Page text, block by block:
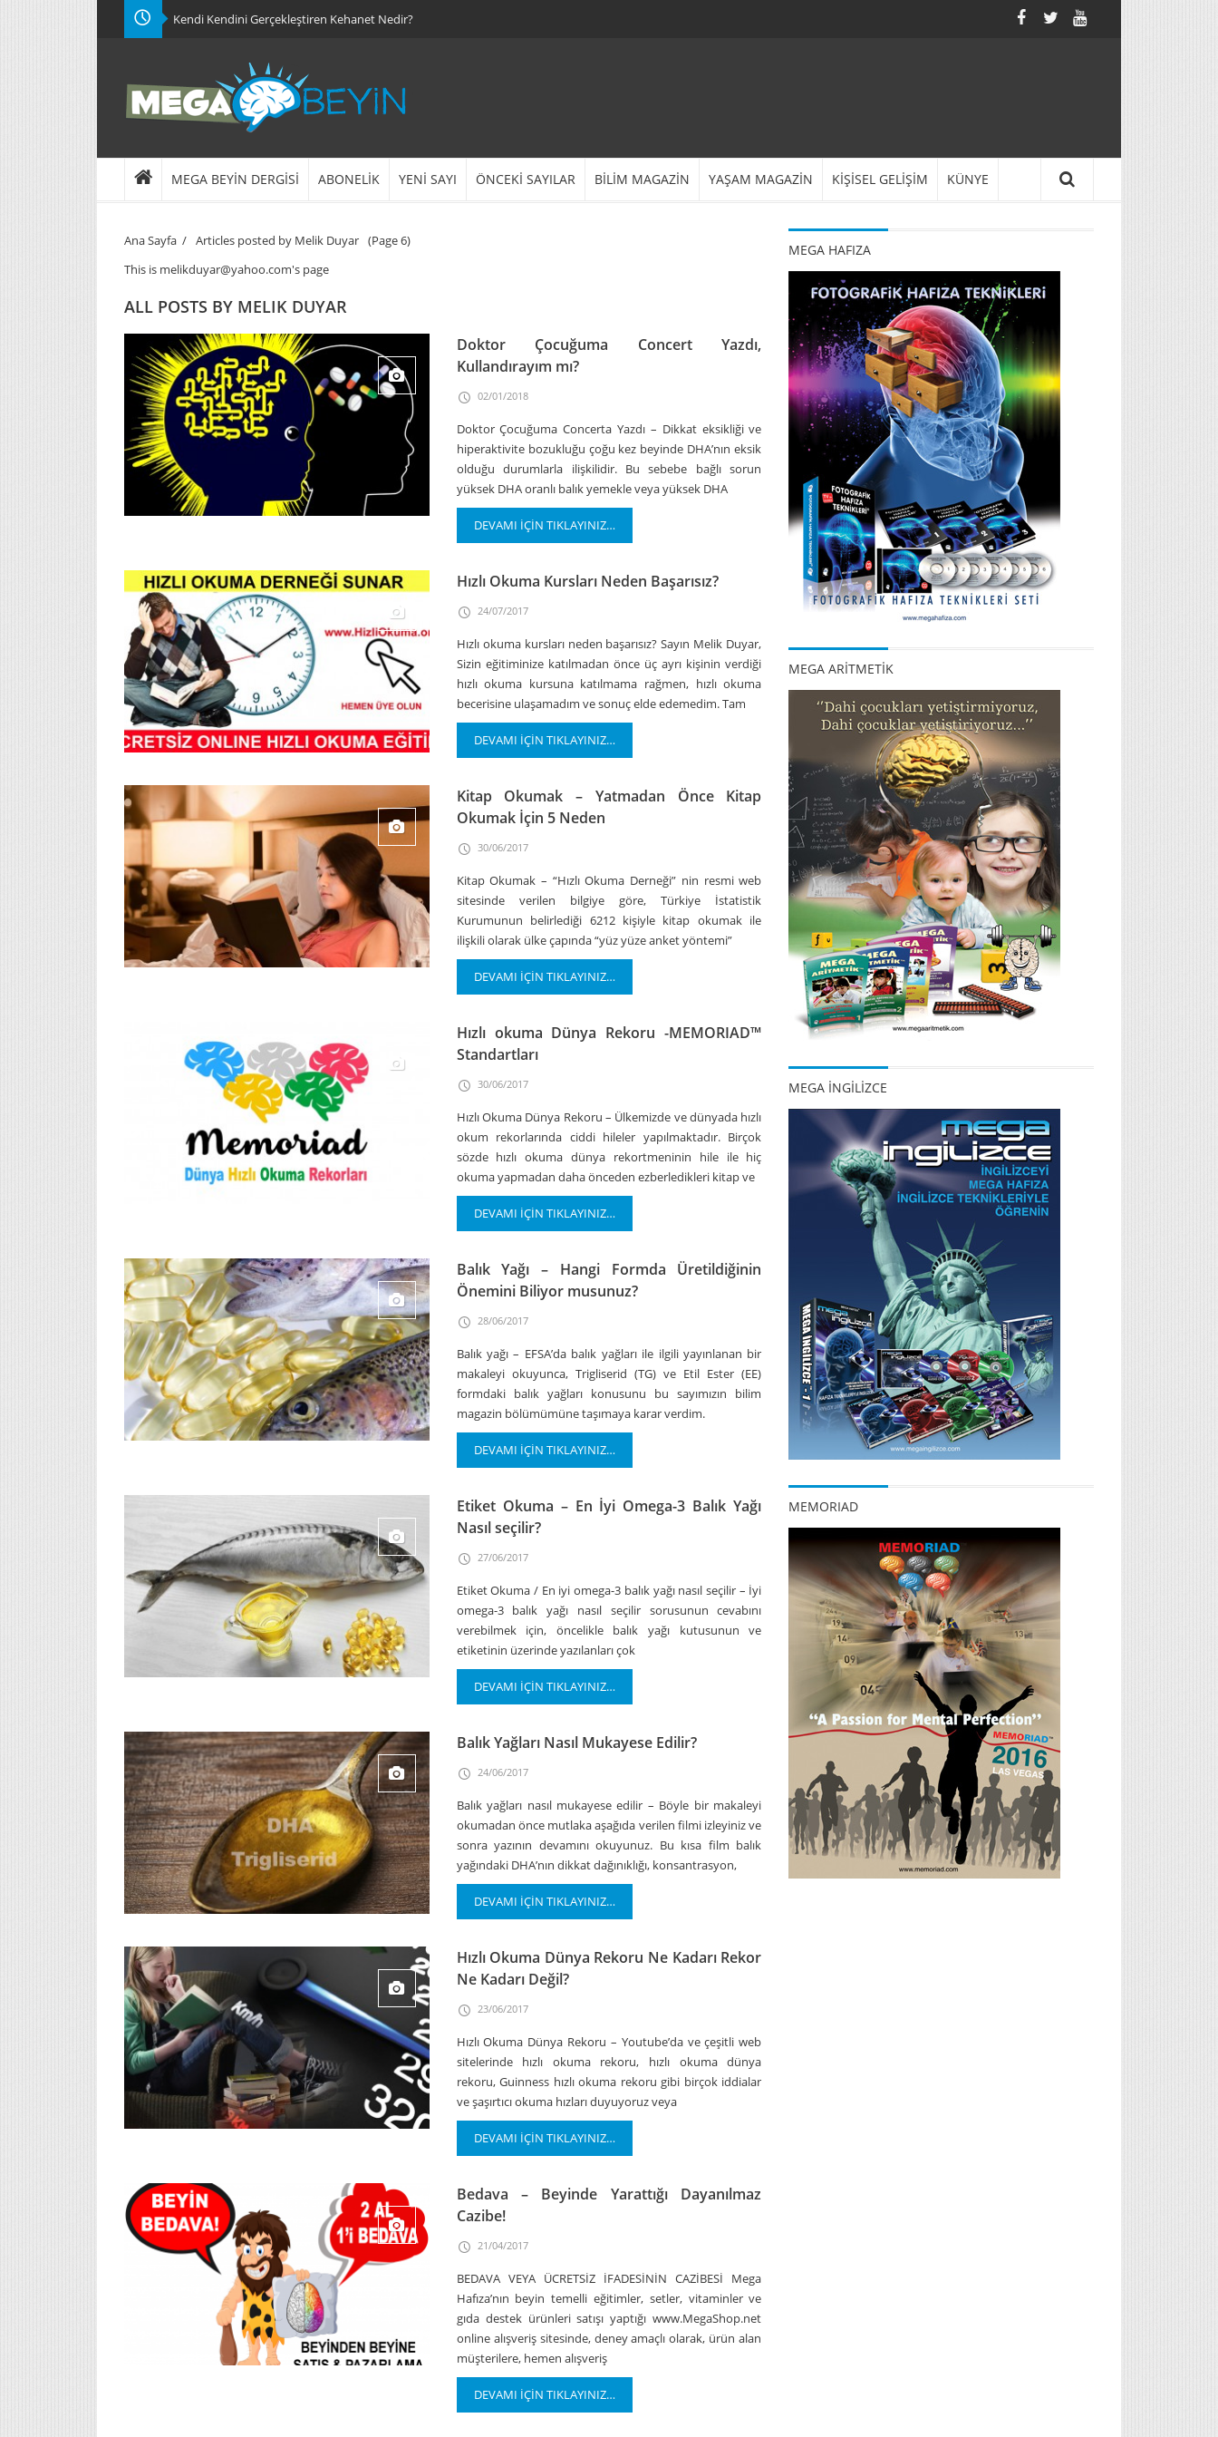
Kendi Kendini Gerçekleştiren Kehanet Nedir?
MEGA BEYİN DERGİSİ ABONELİK YENİ SAYI ÖNCEKİ SAYILAR BİLİM MAGAZİN YAŞAM MAGAZİN KİŞİSEL GELİŞİM KÜNYE
Ana Sayfa / Articles posted by Melik Duyar (Page 6)
This is melikduyar@yahoo.com's page
ALL POSTS BY MELIK DUYAR
Doktor Çocuğuma Concert Yazdı,
Kullandırayım mı?
02/01/2018
Doktor Çocuğuma Concerta Yazdı – Dikkat eksikliği ve
hiperaktivite bozukluğu çoğu kez beyinde DHA’nın eksik
olduğu durumlarla ilişkilidir. Bu sebebe bağlı sorun
yüksek DHA oranlı balık yemekle veya yüksek DHA
DEVAMI İÇİN TIKLAYINIZ…
Hızlı Okuma Kursları Neden Başarısız?
24/07/2017
Hızlı okuma kursları neden başarısız? Sayın Melik Duyar,
Sizin eğitiminize katılmadan önce üç ayrı kişinin verdiği
hızlı okuma kursuna katılmama rağmen, hızlı okuma
becerisine ulaşamadım ve sonuç elde edemedim. Tam
DEVAMI İÇİN TIKLAYINIZ…
Kitap Okumak – Yatmadan Önce Kitap
Okumak İçin 5 Neden
30/06/2017
Kitap Okumak – “Hızlı Okuma Derneği” nin resmi web
sitesinde verilen bilgiye göre, Türkiye İstatistik
Kurumunun belirlediği 6212 kişiyle kitap okumak ile
ilişkili olarak ülke çapında “yüz yüze anket yöntemi”
DEVAMI İÇİN TIKLAYINIZ…
Hızlı okuma Dünya Rekoru -MEMORIAD™
Standartları
30/06/2017
Hızlı Okuma Dünya Rekoru – Ülkemizde ve dünyada hızlı
okum rekorlarında ciddi hileler yapılmaktadır. Birçok
sözde hızlı okuma dünya rekortmeninin hile ile hiç
okuma yapmadan daha önceden ezberledikleri kitap ve
DEVAMI İÇİN TIKLAYINIZ…
Balık Yağı – Hangi Formda Üretildiğinin
Önemini Biliyor musunuz?
28/06/2017
Balık yağı – EFSA’da balık yağları ile ilgili yayınlanan bir
makaleyi okuyunca, Trigliserid (TG) ve Etil Ester (EE)
formdaki balık yağları konusunu bu sayımızın bilim
magazin bölümümüne taşımaya karar verdim.
DEVAMI İÇİN TIKLAYINIZ…
Etiket Okuma – En İyi Omega-3 Balık Yağı
Nasıl seçilir?
27/06/2017
Etiket Okuma / En iyi omega-3 balık yağı nasıl seçilir – İyi
omega-3 balık yağı nasıl seçilir sorusunun cevabını
verebilmek için, öncelikle balık yağı kutusunun ve
etiketinin üzerinde yazılanları çok
DEVAMI İÇİN TIKLAYINIZ…
Balık Yağları Nasıl Mukayese Edilir?
24/06/2017
Balık yağları nasıl mukayese edilir – Böyle bir makaleyi
okumadan önce mutlaka aşağıda verilen filmi izleyiniz ve
sonra yazının devamını okuyunuz. Bu kısa film balık
yağındaki DHA’nın dikkat dağınıklığı, konsantrasyon,
DEVAMI İÇİN TIKLAYINIZ…
Hızlı Okuma Dünya Rekoru Ne Kadarı Rekor
Ne Kadarı Değil?
23/06/2017
Hızlı Okuma Dünya Rekoru – Youtube’da ve çeşitli web
sitelerinde hızlı okuma rekoru, hızlı okuma dünya
rekoru, Guinness hızlı okuma rekoru gibi birçok iddialar
ve şaşırtıcı okuma hızları duyuyoruz veya
DEVAMI İÇİN TIKLAYINIZ…
Bedava – Beyinde Yarattığı Dayanılmaz
Cazibe!
21/04/2017
BEDAVA VEYA ÜCRETSİZ İFADESİNİN CAZİBESİ Mega
Hafıza’nın beyin temelli eğitimler, setler, vitaminler ve
gıda destek ürünleri satışı yaptığı www.MegaShop.net
online alışveriş sitesinde, deney amaçlı olarak, ürün alan
müşterilere, hemen alışveriş
DEVAMI İÇİN TIKLAYINIZ…
MEGA HAFIZA
MEGA ARİTMETİK
MEGA İNGİLİZCE
MEMORIAD